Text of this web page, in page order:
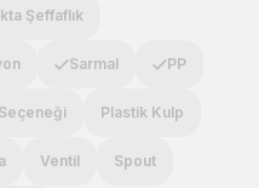
Şeffaflık
Sarmal PP
Plastik Kulp
Ventil Spout